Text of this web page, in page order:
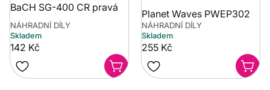
BaCH SG-400 CR pravá
NÁHRADNÍ DÍLY
Skladem
142 Kč
Planet Waves PWEP302
NÁHRADNÍ DÍLY
Skladem
255 Kč